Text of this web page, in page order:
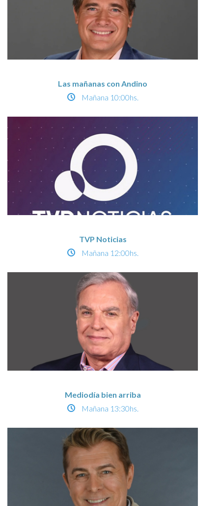
Las mañanas con Andino
Mañana 10:00hs.
TVP Noticias
Mañana 12:00hs.
Mediodía bien arriba
Mañana 13:30hs.